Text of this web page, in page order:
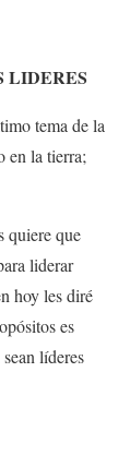
LIDERES
tema de la
en la tierra;
quiere que
liderar
hoy les diré
es
líderes